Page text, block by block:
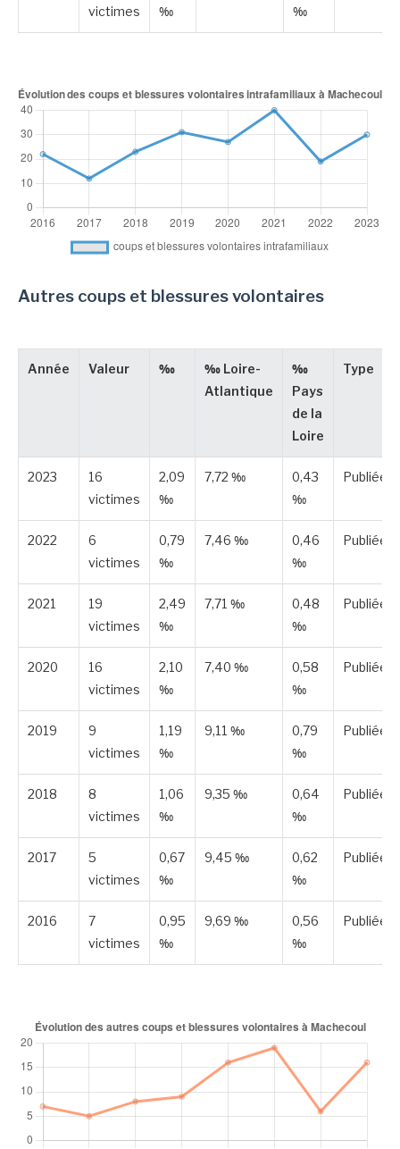
victimes ‰ ‰
Autres coups et blessures volontaires
Année Valeur ‰
‰ Loire-
Atlantique
‰
Pays
de la
Loire
Type
2023
16
victimes
2,09
‰
7,72 ‰
0,43
‰
Publiée
2022
6
victimes
0,79
‰
7,46 ‰
0,46
‰
Publiée
2021
19
victimes
2,49
‰
7,71 ‰
0,48
‰
Publiée
2020
16
victimes
2,10
‰
7,40 ‰
0,58
‰
Publiée
2019
9
victimes
1,19
‰
9,11 ‰
0,79
‰
Publiée
2018
8
victimes
1,06
‰
9,35 ‰
0,64
‰
Publiée
2017
5
victimes
0,67
‰
9,45 ‰
0,62
‰
Publiée
2016
7
victimes
0,95
‰
9,69 ‰
0,56
‰
Publiée